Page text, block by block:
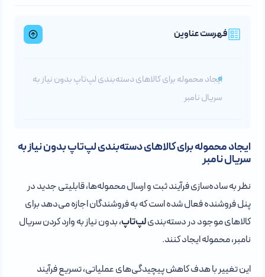
فهرست عناوین
ایجاد محموله برای کالاهای دسته‌بندی لپ‌تاپ بدون نیاز به
سریال نامبر
ایجاد محموله برای کالاهای دسته‌بندی لپ‌تاپ بدون نیاز به
سریال نامبر
نظر به ساده‌سازی فرآیند ثبت و ارسال محموله‌ها، قابلیتی جدید در
پنل فروشنده فعال شده است که به فروشندگان اجازه می‌دهد برای
کالاهای موجود در دسته‌بندیلپ‌تاپ، بدون نیاز به وارد کردن سریال
نامبر، محموله ایجاد کنند.
این تغییر با هدف کاهش پیچیدگی‌های عملیاتی، تسریع فرآیند